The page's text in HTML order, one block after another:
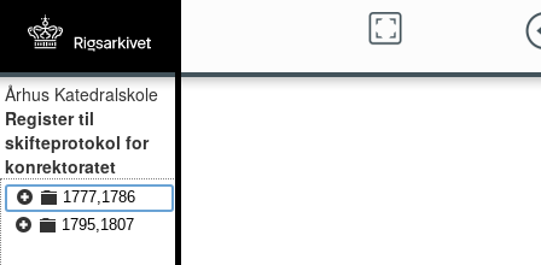
Århus Katedralskole
Register til
skifteprotokol for
konrektoratet
1777,1786
1795,1807